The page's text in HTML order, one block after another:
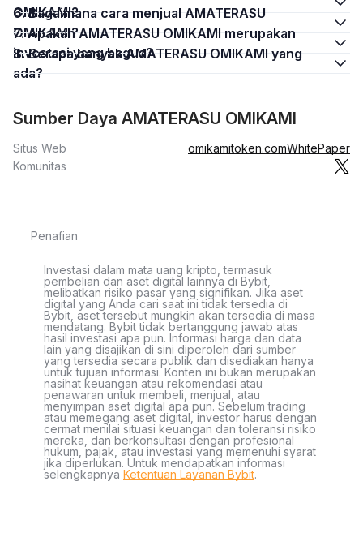
OMIKAMI?
6. Bagaimana cara menjual AMATERASU
OMIKAMI?
7. Apakah AMATERASU OMIKAMI merupakan
investasi yang bagus?
8. Berapa banyak AMATERASU OMIKAMI yang
ada?
Sumber Daya AMATERASU OMIKAMI
Situs Web omikamitoken.comWhitePaper
Komunitas
Penafian
Investasi dalam mata uang kripto, termasuk
pembelian dan aset digital lainnya di Bybit,
melibatkan risiko pasar yang signifikan. Jika aset
digital yang Anda cari saat ini tidak tersedia di
Bybit, aset tersebut mungkin akan tersedia di masa
mendatang. Bybit tidak bertanggung jawab atas
hasil investasi apa pun. Informasi harga dan data
lain yang disajikan di sini diperoleh dari sumber
yang tersedia secara publik dan disediakan hanya
untuk tujuan informasi. Konten ini bukan merupakan
nasihat keuangan atau rekomendasi atau
penawaran untuk membeli, menjual, atau
menyimpan aset digital apa pun. Sebelum trading
atau memegang aset digital, investor harus dengan
cermat menilai situasi keuangan dan toleransi risiko
mereka, dan berkonsultasi dengan profesional
hukum, pajak, atau investasi yang memenuhi syarat
jika diperlukan. Untuk mendapatkan informasi
selengkapnya Ketentuan Layanan Bybit.